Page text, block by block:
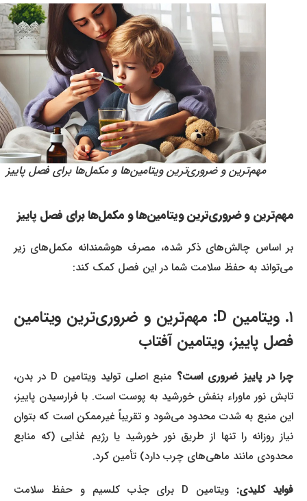
مهم‌ترین و ضروری‌ترین ویتامین‌ها و مکمل‌ها برای فصل پاییز
مهم‌ترین و ضروری‌ترین ویتامین‌ها و مکمل‌ها برای فصل پاییز
بر اساس چالش‌های ذکر شده، مصرف هوشمندانه مکمل‌های زیر
می‌تواند به حفظ سلامت شما در این فصل کمک کند:
۱. ویتامین D: مهم‌ترین و ضروری‌ترین ویتامین
فصل پاییز، ویتامین آفتاب
چرا در پاییز ضروری است؟
منبع اصلی تولید ویتامین D در بدن،
تابش نور ماوراء بنفش خورشید به پوست است. با فرارسیدن پاییز،
این منبع به شدت محدود می‌شود و تقریباً غیرممکن است که بتوان
نیاز روزانه را تنها از طریق نور خورشید یا رژیم غذایی (که منابع
محدودی مانند ماهی‌های چرب دارد) تأمین کرد.
فواید کلیدی:
ویتامین D برای جذب کلسیم و حفظ سلامت